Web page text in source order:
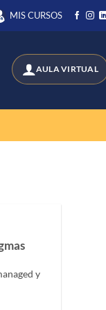
MIS CURSOS
y